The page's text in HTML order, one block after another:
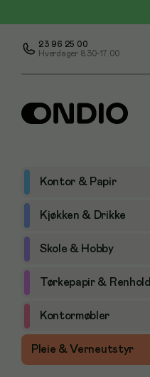
23 96 25 00
Hverdager 8.30-17.00
Kontor & Papir
Kjøkken & Drikke
Skole & Hobby
Tørkepapir & Renhold
Kontormøbler
Pleie & Verneutstyr